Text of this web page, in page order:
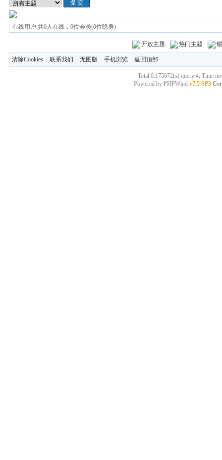
在线用户:共0人在线，0位会员(0位隐身)
开放主题 热门主题
清除Cookies 联系我们 无图版 手机浏览 返回顶部
Total 0.175072(s) query 4, Time
Powered byPHPWind v7.5 SP3